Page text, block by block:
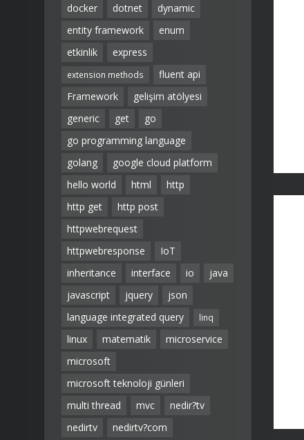
docker
dotnet
dynamic
entity framework
enum
etkinlik
express
extension methods
fluent api
Framework
gelişim atölyesi
generic
get
go
go programming language
golang
google cloud platform
hello world
html
http
http get
http post
httpwebrequest
httpwebresponse
IoT
inheritance
interface io
java
javascript
jquery
json
language integrated query
linq
linux matematik
microservice
microsoft
microsoft teknoloji günleri
multi thread
mvc
nedir?tv
nedirtv
nedirtv?com